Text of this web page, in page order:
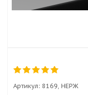
Артикул: 8169, НЕРЖ